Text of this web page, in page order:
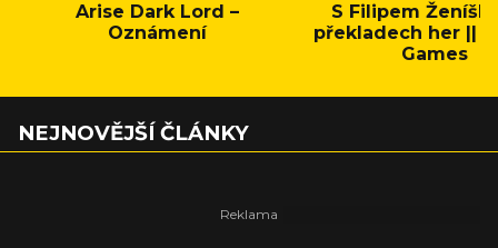
Arise Dark Lord –
Oznámení
S Filipem
překladech her ||
Games
NEJNOVĚJŠÍ ČLÁNKY